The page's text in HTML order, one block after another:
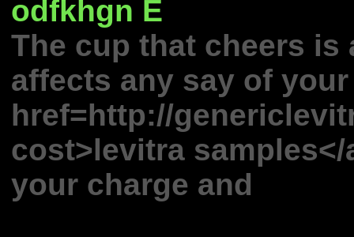
odfkhgn E
The cup that cheers
affects any say of
href=http://
cost>levitra
your charge and